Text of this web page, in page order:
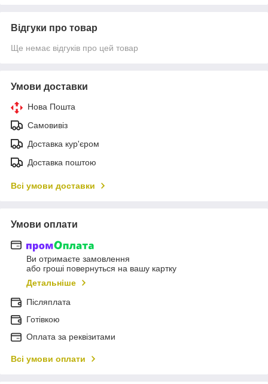
Відгуки про товар
Ще немає відгуків про цей товар
Умови доставки
Нова Пошта
Самовивіз
Доставка кур'єром
Доставка поштою
Всі умови доставки
Умови оплати
Ви отримаєте замовлення
або гроші повернуться на вашу картку
Детальніше
Післяплата
Готівкою
Оплата за реквізитами
Всі умови оплати